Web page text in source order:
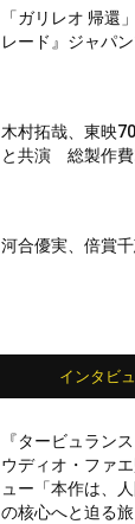
「ガリレオ 帰還
レード』ジャパ
木村拓哉、東映
と共演 総製作費
河合優実、倍賞千
インタビ
『タービュラン
ウディオ・ファ
ュー「本作は、
の核心へと迫る旅